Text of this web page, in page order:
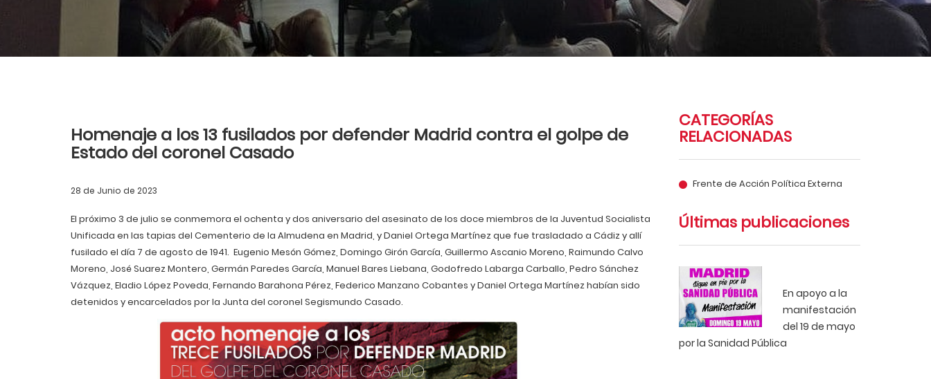
Homenaje a los 13 fusilados por defender Madrid contra el golpe de
Estado del coronel Casado
28 de Junio de 2023
El próximo 3 de julio se conmemora el ochenta y dos aniversario del asesinato de los doce miembros de la Juventud Socialista
Unificada en las tapias del Cementerio de la Almudena en Madrid, y Daniel Ortega Martínez que fue trasladado a Cádiz y allí
fusilado el día 7 de agosto de 1941. Eugenio Mesón Gómez, Domingo Girón García, Guillermo Ascanio Moreno, Raimundo Calvo
Moreno, José Suarez Montero, Germán Paredes García, Manuel Bares Liebana, Godofredo Labarga Carballo, Pedro Sánchez
Vázquez, Eladio López Poveda, Fernando Barahona Pérez, Federico Manzano Cobantes y Daniel Ortega Martínez habían sido
detenidos y encarcelados por la Junta del coronel Segismundo Casado.
CATEGORÍAS
RELACIONADAS
Frente de Acción Política Externa
Últimas publicaciones
En apoyo a la
manifestación
del 19 de mayo
por la Sanidad Pública